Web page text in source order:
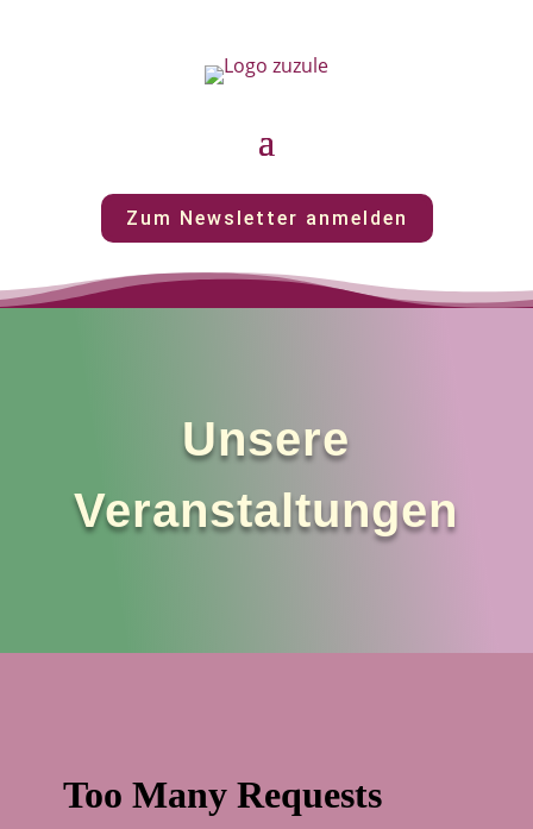
Zum Newsletter anmelden
Unsere
Veranstaltungen